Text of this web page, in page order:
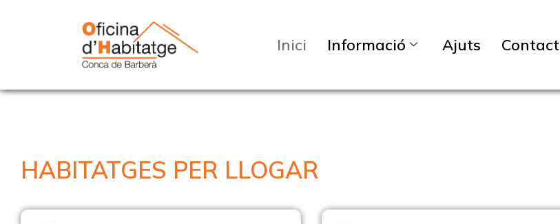
Inici Informació Ajuts
HABITATGES PER LLOGAR